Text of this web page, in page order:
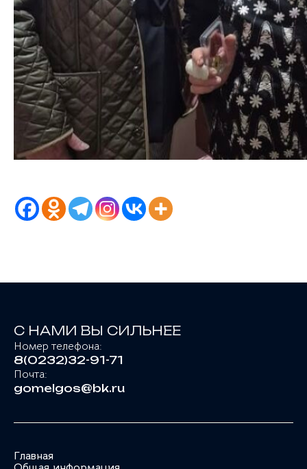
С НАМИ ВЫ СИЛЬНЕЕ
Номер телефона:
8(0232)32-91-71
Почта:
gomelgos@bk.ru
Главная